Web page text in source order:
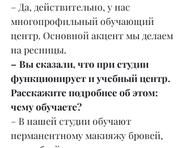
– Да, действительно, у нас
многопрофильный обучающий
центр. Основной акцент мы делаем
на ресницы.
– Вы сказали, что при студии
функционирует и учебный центр.
Расскажите подробнее об этом:
чему обучаете?
– В нашей студии обучают
перманентному макияжу бровей,